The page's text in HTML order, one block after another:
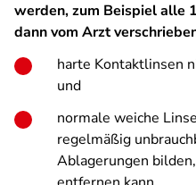
werden, zum Beispiel alle
dann vom Arzt
harte Kontaktlinsen
und
normale weiche
regelmäßig
Ablagerungen